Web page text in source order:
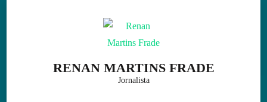
RENAN MARTINS FRADE
Jornalista